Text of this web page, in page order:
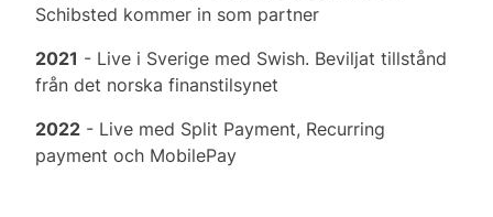
Schibsted kommer in som partner
2021 - Live i Sverige med Swish. Beviljat tillstånd
från det norska finanstilsynet
2022 - Live med Split Payment, Recurring
payment och MobilePay